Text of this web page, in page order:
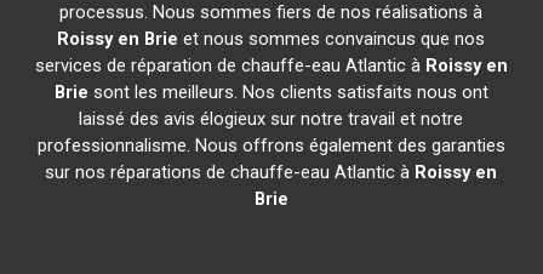
processus. Nous sommes fiers de nos réalisations à
Roissy en Brie et nous sommes convaincus que nos
services de réparation de chauffe-eau Atlantic à Roissy en
Brie sont les meilleurs. Nos clients satisfaits nous ont
laissé des avis élogieux sur notre travail et notre
professionnalisme. Nous offrons également des garanties
sur nos réparations de chauffe-eau Atlantic à Roissy en
Brie